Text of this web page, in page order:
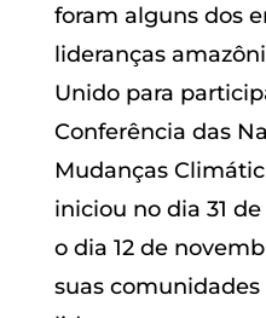
foram alguns dos
lideranças
Unido para
Conferência das
Mudanças
iniciou no dia 31
o dia 12 de
suas comunidades